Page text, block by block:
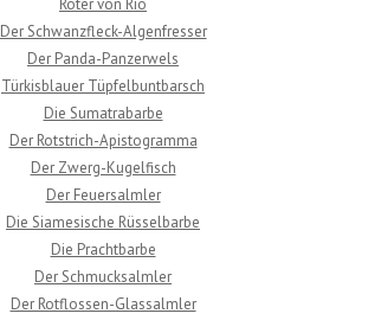
Roter von Rio
Der Schwanzfleck-Algenfresser
Der Panda-Panzerwels
Türkisblauer Tüpfelbuntbarsch
Die Sumatrabarbe
Der Rotstrich-Apistogramma
Der Zwerg-Kugelfisch
Der Feuersalmler
Die Siamesische Rüsselbarbe
Die Prachtbarbe
Der Schmucksalmler
Der Rotflossen-Glassalmler